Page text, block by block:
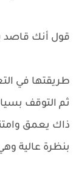
قول أنك قاصد
طريقتها في
ثم التوقف
ذاك يعمق
بنظرة عالية